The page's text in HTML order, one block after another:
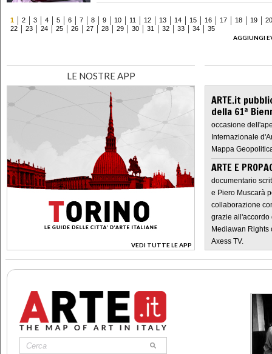
1 2 3 4 5 6 7 8 9 10 11 12 13 14 15 16 17 18 19
20
22
23 24 25 26 27 28 29 30 31 32 33 34
35
AGGIUNGI
LE NOSTRE APP
VEDI TUTTE LE APP
>
ARTE.it
della 61ª
occasione
Internazionale
Mappa
ARTE E
documentario
e Piero Muscarà
collaborazione
grazie all'accordo
Mediawan
Axess TV.